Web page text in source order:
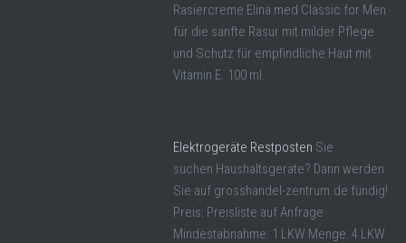
Rasiercreme Elina med Classic for Men
für die sanfte Rasur mit milder Pflege
und Schutz für empfindliche Haut mit
Vitamin E. 100 ml.
Elektrogeräte Restposten Sie
suchen Haushaltsgeräte? Dann werden
Sie auf grosshandel-zentrum.de fündig!
Preis: Preisliste auf Anfrage
Mindestabnahme: 1 LKW Menge: 4 LKW